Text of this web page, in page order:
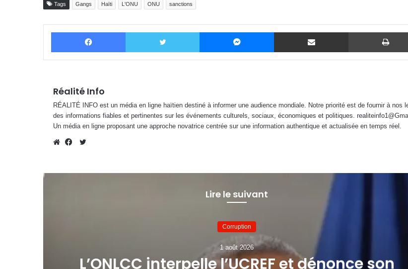
Tags Gangs Haïti L'ONU ONU sanctions
Facebook Twitter Messenger Partager par email
Réalité Info
RÉALITÉ INFO est un média en ligne haïtien destiné à informer une audience mondiale. Notre priorité est de fournir à nos
des informations fiables et pertinentes sur les événements culturels, sociaux, économiques et politiques.
Un média en ligne proposant une approche novatrice centrée sur une information authentique et actualisée en temps réel.
Lire le suivant
Corruption
1 août 2026
L’ONLCC interpelle l’UCREF et dénonce son